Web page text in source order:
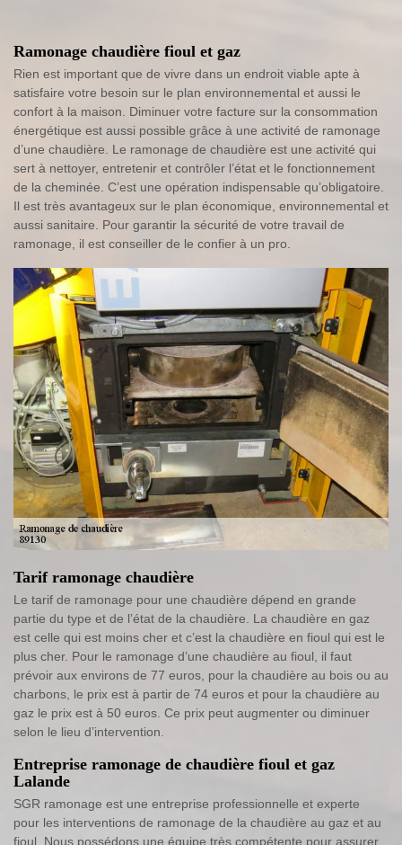
Ramonage chaudière fioul et gaz
Rien est important que de vivre dans un endroit viable apte à
satisfaire votre besoin sur le plan environnemental et aussi le
confort à la maison. Diminuer votre facture sur la consommation
énergétique est aussi possible grâce à une activité de ramonage
d’une chaudière. Le ramonage de chaudière est une activité qui
sert à nettoyer, entretenir et contrôler l’état et le fonctionnement
de la cheminée. C’est une opération indispensable qu’obligatoire.
Il est très avantageux sur le plan économique, environnemental et
aussi sanitaire. Pour garantir la sécurité de votre travail de
ramonage, il est conseiller de le confier à un pro.
Tarif ramonage chaudière
Le tarif de ramonage pour une chaudière dépend en grande
partie du type et de l’état de la chaudière. La chaudière en gaz
est celle qui est moins cher et c’est la chaudière en fioul qui est le
plus cher. Pour le ramonage d’une chaudière au fioul, il faut
prévoir aux environs de 77 euros, pour la chaudière au bois ou au
charbons, le prix est à partir de 74 euros et pour la chaudière au
gaz le prix est à 50 euros. Ce prix peut augmenter ou diminuer
selon le lieu d’intervention.
Entreprise ramonage de chaudière fioul et gaz
Lalande
SGR ramonage est une entreprise professionnelle et experte
pour les interventions de ramonage de la chaudière au gaz et au
fioul. Nous possédons une équipe très compétente pour assurer